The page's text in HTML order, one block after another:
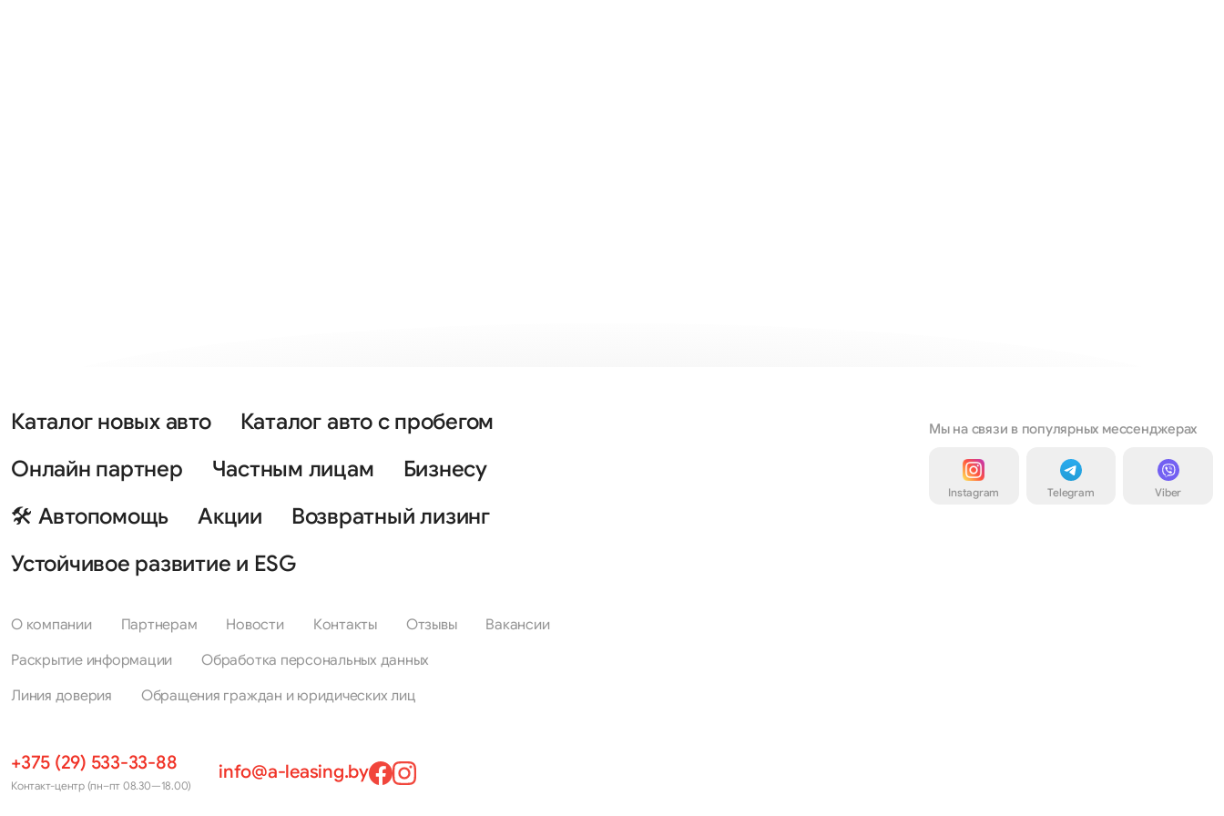
Каталог новых авто
Каталог авто с пробегом
Онлайн партнер
Частным лицам
Бизнесу
🛠 Автопомощь
Акции
Возвратный лизинг
Устойчивое развитие и ESG
О компании Партнерам Новости Контакты Отзывы
Вакансии
Раскрытие информации
Обработка персональных данных
Линия доверия
Обращения граждан и юридических лиц
+375 (29) 533-33-88
Контакт-центр (пн–пт 08.30—18.00)
info@a-leasing.by
Мы на связи в популярных мессенджерах
Instagram Telegram Viber